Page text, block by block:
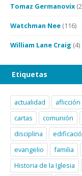
Tomaz Germanovix
Watchman Nee (116)
William Lane Craig (4)
Etiquetas
actualidad aflicción
cartas
comunión
disciplina
evangelio
familia
Historia de la Iglesia